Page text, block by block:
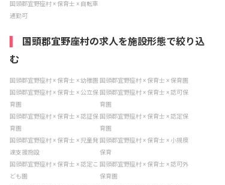
国頭郡宜野座村 × 保育士 × 自転車
通勤可
国頭郡宜野座村の求人を施設形態で絞り込
む
国頭郡宜野座村 × 保育士 × 幼稚園 国頭郡宜野座村 × 保育士 × 保育園
国頭郡宜野座村 × 保育士 × 公立保
育園
国頭郡宜野座村 × 保育士 × 認可保
育園
国頭郡宜野座村 × 保育士 × 認証保
育園
国頭郡宜野座村 × 保育士 × 認定保
育園
国頭郡宜野座村 × 保育士 × 児童発
達支援施設
国頭郡宜野座村 × 保育士 × 小規模
保育
国頭郡宜野座村 × 保育士 × 認定こ
ども園
国頭郡宜野座村 × 保育士 × 認可外
保育園